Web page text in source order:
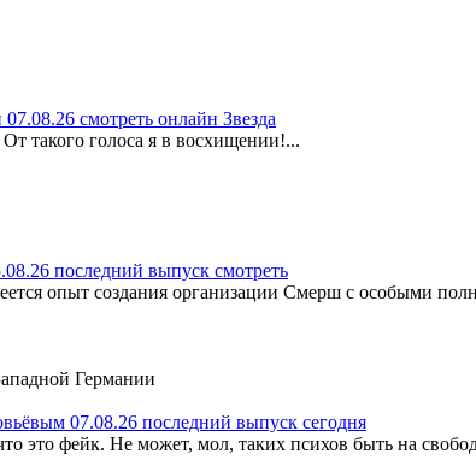
смотреть онлайн Звезда
такого голоса я в восхищении!...
последний выпуск смотреть
опыт создания организации Смерш с особыми
Германии
07.08.26 последний выпуск сегодня
это фейк. Не может, мол, таких психов быть на